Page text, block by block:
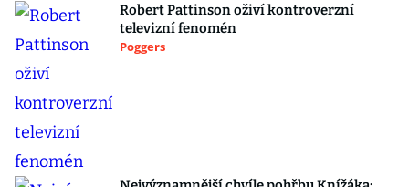
Robert Pattinson oživí kontroverzní
televizní fenomén
Poggers